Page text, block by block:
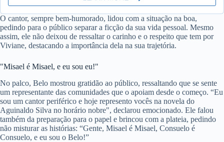
O cantor, sempre bem-humorado, lidou com a situação na boa,
pedindo para o público separar a ficção da sua vida pessoal. Mesmo
assim, ele não deixou de ressaltar o carinho e o respeito que tem por
Viviane, destacando a importância dela na sua trajetória.
"Misael é Misael, e eu sou eu!"
No palco, Belo mostrou gratidão ao público, ressaltando que se sente
um representante das comunidades que o apoiam desde o começo. “Eu
sou um cantor periférico e hoje represento vocês na novela do
Aguinaldo Silva no horário nobre", declarou emocionado. Ele falou
também da preparação para o papel e brincou com a plateia, pedindo
não misturar as histórias: “Gente, Misael é Misael, Consuelo é
Consuelo, e eu sou o Belo!”